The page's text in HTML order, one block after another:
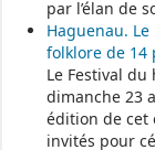
par l’élan de
Haguenau.
folklore de 14
Le Festival
dimanche 23
édition de cet
invités pour